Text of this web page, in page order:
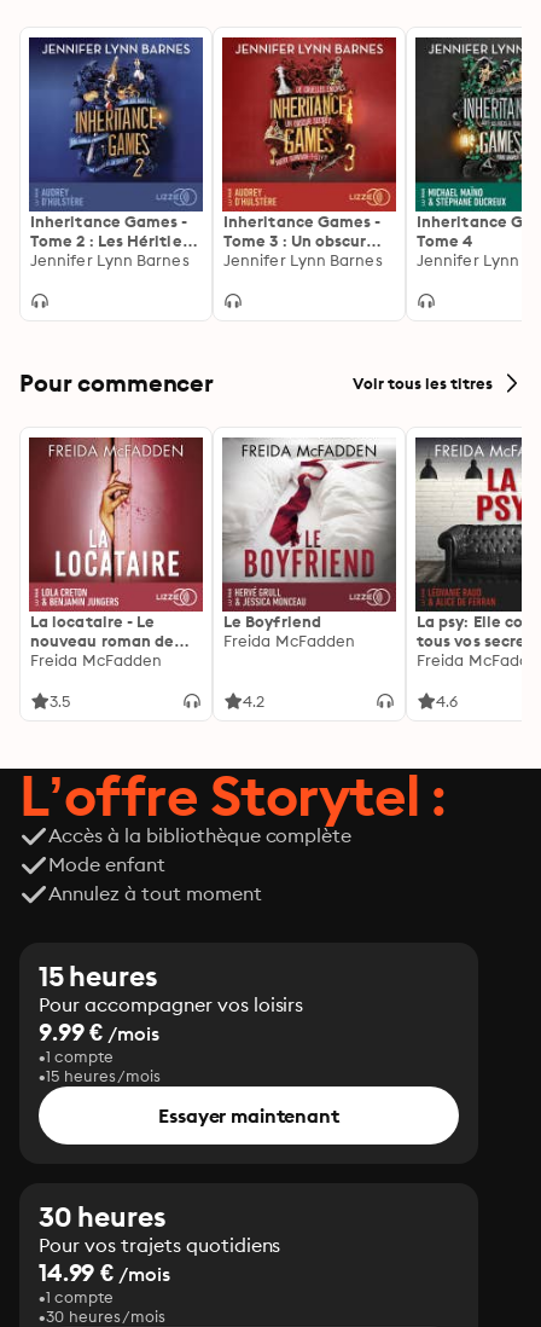
Inheritance Games -
Tome 2 : Les Héritiers
disparus
Jennifer Lynn Barnes
Inheritance Games -
Tome 3 : Un obscur
secret
Jennifer Lynn Barnes
Inheritance
Tome 4
Jennifer Lynn
Pour commencer Voir tous les titres
La locataire - Le
nouveau roman de
l'autrice de La femme
Freida McFadden
3.5
Le Boyfriend
Freida McFadden
4.2
La psy: Elle
tous vos
découvrez les
Freida
4.6
L’offre Storytel :
Accès à la bibliothèque complète
Mode enfant
Annulez à tout moment
15 heures
Pour accompagner vos loisirs
9.99 € /mois
1 compte
15 heures/mois
Essayer maintenant
30 heures
Pour vos trajets quotidiens
14.99 € /mois
1 compte
30 heures/mois